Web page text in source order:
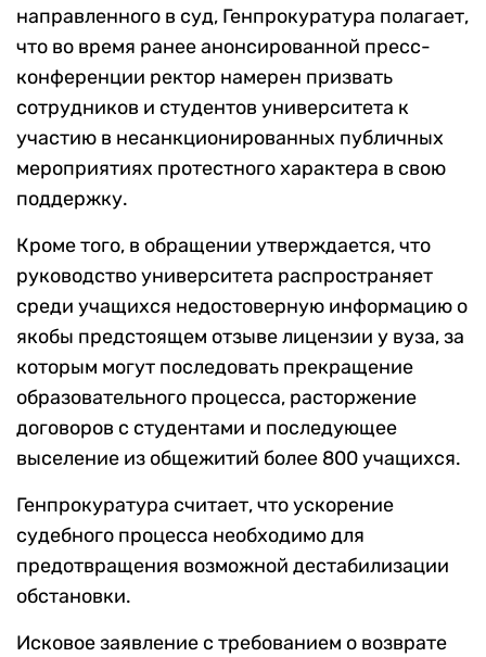
направленного в суд, Генпрокуратура полагает,
что во время ранее анонсированной пресс-
конференции ректор намерен призвать
сотрудников и студентов университета к
участию в несанкционированных публичных
мероприятиях протестного характера в свою
поддержку.
Кроме того, в обращении утверждается, что
руководство университета распространяет
среди учащихся недостоверную информацию о
якобы предстоящем отзыве лицензии у вуза, за
которым могут последовать прекращение
образовательного процесса, расторжение
договоров с студентами и последующее
выселение из общежитий более 800 учащихся.
Генпрокуратура считает, что ускорение
судебного процесса необходимо для
предотвращения возможной дестабилизации
обстановки.
Исковое заявление с требованием о возврате